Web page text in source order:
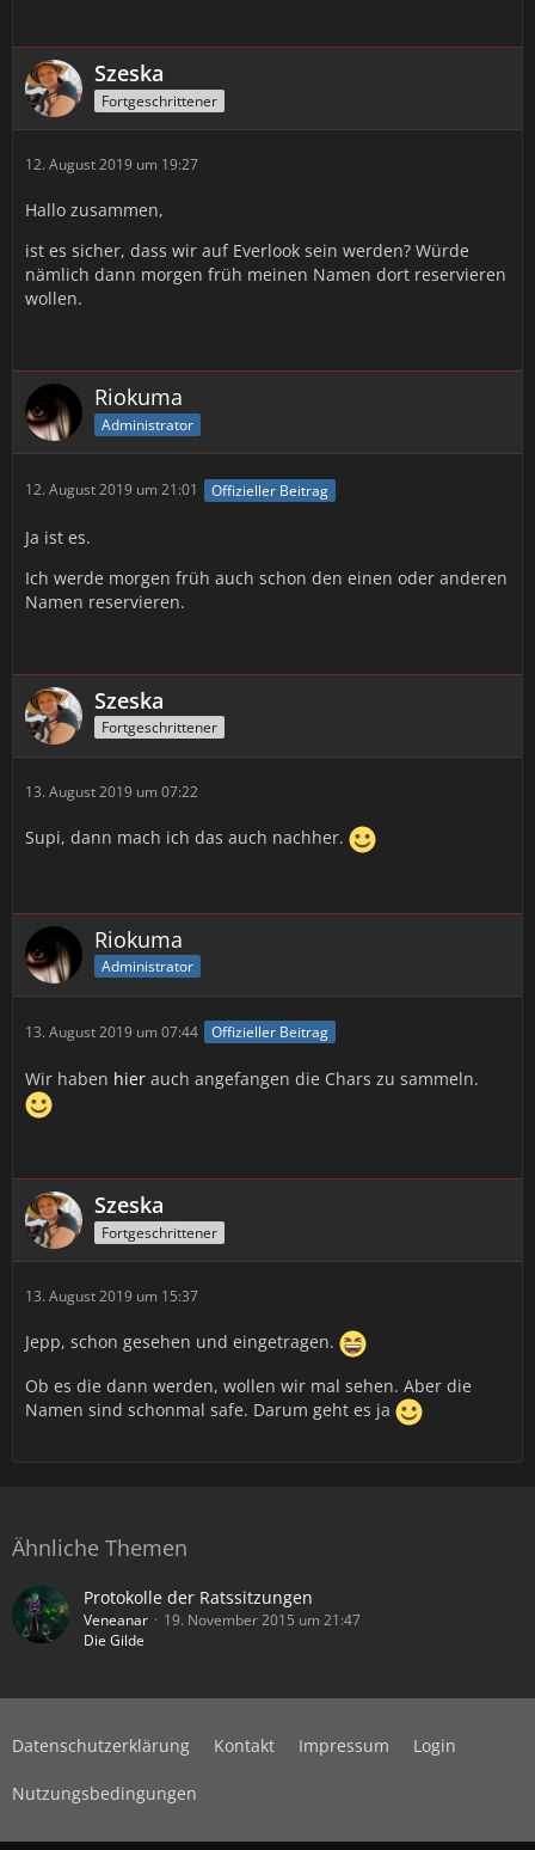
Szeska
Fortgeschrittener
12. August 2019 um 19:27
Hallo zusammen,
ist es sicher, dass wir auf Everlook sein werden? Würde
nämlich dann morgen früh meinen Namen dort reservieren
wollen.
Riokuma
Administrator
12. August 2019 um 21:01 Offizieller Beitrag
Ja ist es.
Ich werde morgen früh auch schon den einen oder anderen
Namen reservieren.
Szeska
Fortgeschrittener
13. August 2019 um 07:22
Supi, dann mach ich das auch nachher.
Riokuma
Administrator
13. August 2019 um 07:44 Offizieller Beitrag
Wir haben hier auch angefangen die Chars zu sammeln.
Szeska
Fortgeschrittener
13. August 2019 um 15:37
Jepp, schon gesehen und eingetragen.
Ob es die dann werden, wollen wir mal sehen. Aber die
Namen sind schonmal safe. Darum geht es ja
Ähnliche Themen
Protokolle der Ratssitzungen
Veneanar
19. November 2015 um 21:47
Die Gilde
Datenschutzerklärung Kontakt Impressum Login
Nutzungsbedingungen